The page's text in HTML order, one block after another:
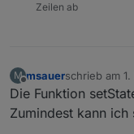
Zeilen ab
M
Offline
msauerschrieb am
zuletzt
Die Funktion
Zumindest kann